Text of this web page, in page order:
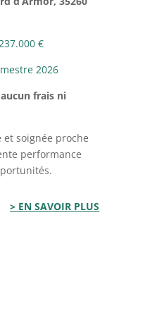
€
2026
frais ni
soignée proche
performance
> EN SAVOIR PLUS